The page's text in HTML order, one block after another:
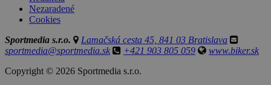
Nezaradené
Cookies
Sportmedia s.r.o.
Lamačská cesta 45, 841 03 Bratislava
sportmedia@sportmedia.sk
+421 903 805 059
www.biker.sk
Copyright © 2026 Sportmedia s.r.o.